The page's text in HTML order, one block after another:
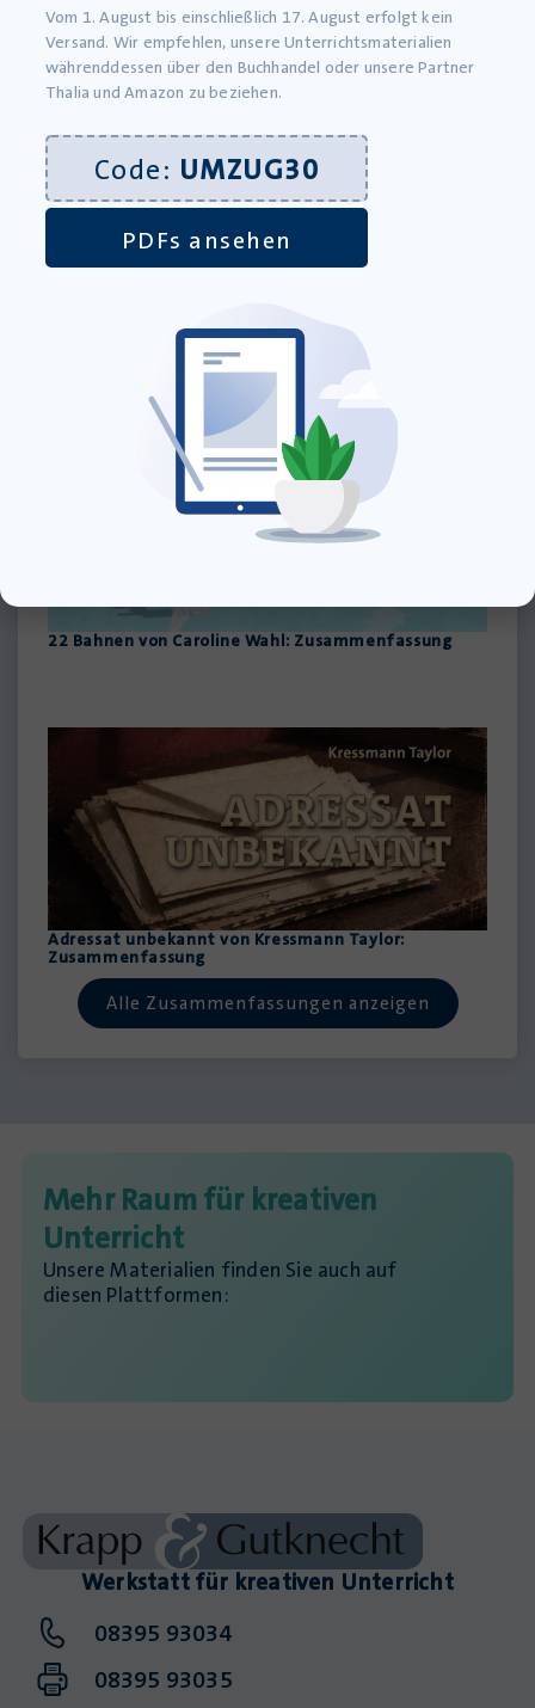
WEITERE ZUSAMMENFASSUNGEN
#travelgirl von Marieke Bruns: Zusammenfassung
22 Bahnen von Caroline Wahl: Zusammenfassung
Adressat unbekannt von Kressmann Taylor:
Zusammenfassung
Alle Zusammenfassungen anzeigen
Mehr Raum für kreativen
Unterricht
Unsere Materialien finden Sie auch auf
diesen Plattformen:
Werkstatt für kreativen Unterricht
08395 93034
08395 93035
Vom 1. August bis einschließlich 17. August erfolgt kein
Versand. Wir empfehlen, unsere Unterrichtsmaterialien
währenddessen über den Buchhandel oder unsere Partner
Thalia und Amazon zu beziehen.
Code: UMZUG30
PDFs ansehen